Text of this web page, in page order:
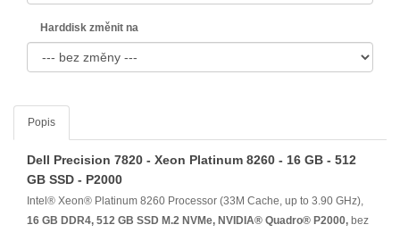
Harddisk změnit na
Popis
Dell Precision 7820 - Xeon Platinum 8260 - 16 GB - 512
GB SSD - P2000
Intel® Xeon® Platinum 8260 Processor (33M Cache, up to 3.90 GHz),
16 GB DDR4, 512 GB SSD M.2 NVMe, NVIDIA® Quadro® P2000, bez